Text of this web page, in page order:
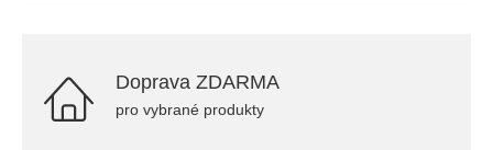
Doprava ZDARMA
pro vybrané produkty